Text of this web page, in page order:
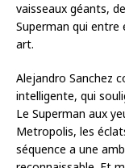
vaisseaux géants,
Superman qui entre
art.
Alejandro Sanchez
intelligente, qui
Le Superman aux
Metropolis, les
séquence a une